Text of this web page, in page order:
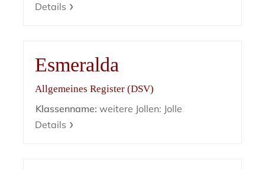
Details
Esmeralda
Allgemeines Register (DSV)
Klassenname: weitere Jollen: Jolle
Details